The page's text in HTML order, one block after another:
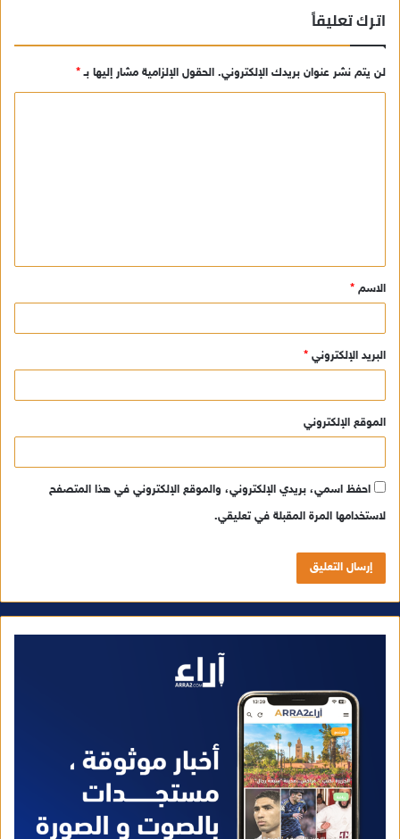
اترك تعليقاً
لن يتم نشر عنوان بريدك الإلكتروني. الحقول الإلزامية مشار إليها بـ*
ق
*
الاسم *
البريد الإلكتروني *
الموقع الإلكتروني
احفظ اسمي، بريدي الإلكتروني، والموقع الإلكتروني في هذا المتصفح
لاستخدامها المرة المقبلة في تعليقي.